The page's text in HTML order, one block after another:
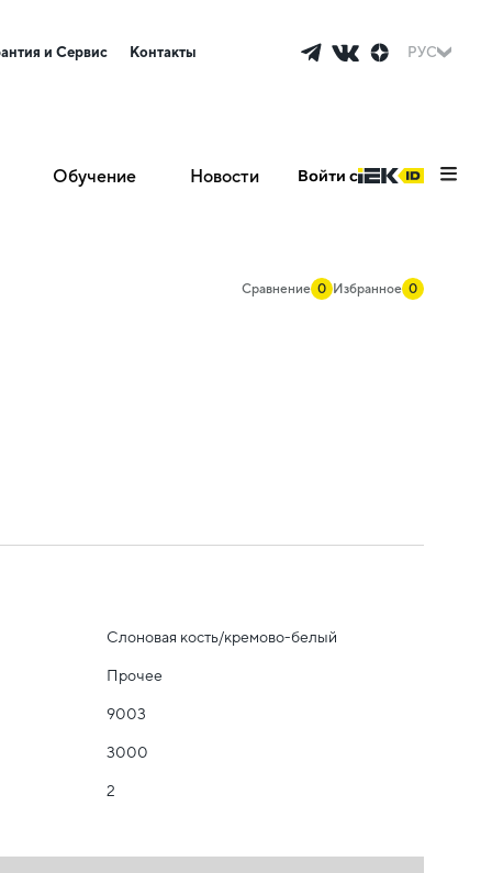
и Сервис Контакты РУС
Обучение Новости Войти с
Сравнение 0 Избранное 0
Слоновая кость/кремово-белый
Прочее
9003
3000
2